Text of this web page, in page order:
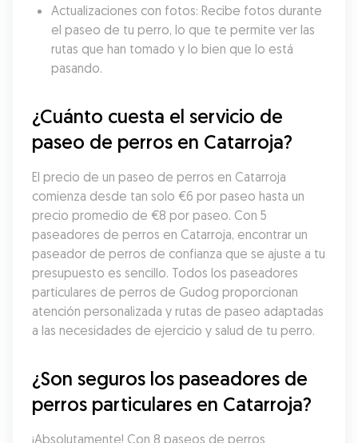
Actualizaciones con fotos: Recibe fotos durante
el paseo de tu perro, lo que te permite ver las
rutas que han tomado y lo bien que lo está
pasando.
¿Cuánto cuesta el servicio de
paseo de perros en Catarroja?
El precio de un paseo de perros en Catarroja
comienza desde tan solo €6 por paseo hasta un
precio promedio de €8 por paseo. Con 5
paseadores de perros en Catarroja, encontrar un
paseador de perros de confianza que se ajuste a tu
presupuesto es sencillo. Todos los paseadores
particulares de perros de Gudog proporcionan
atención personalizada y rutas de paseo adaptadas
a las necesidades de ejercicio y salud de tu perro.
¿Son seguros los paseadores de
perros particulares en Catarroja?
¡Absolutamente! Con 8 paseos de perros